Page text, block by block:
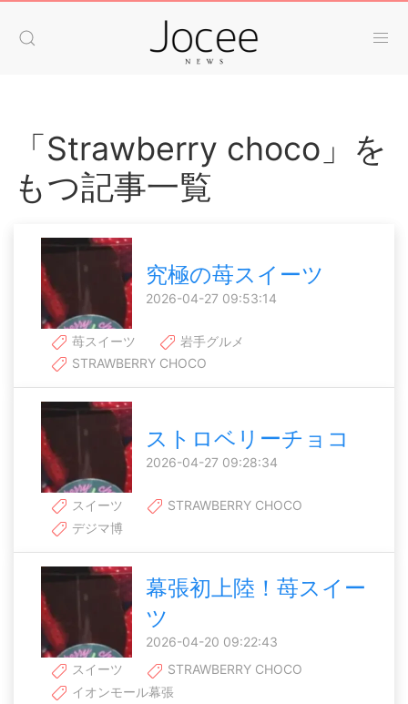
「Strawberry choco」を
もつ記事一覧
究極の苺スイーツ
2026-04-27 09:53:14
苺スイーツ
岩手グルメ
STRAWBERRY CHOCO
ストロベリーチョコ
2026-04-27 09:28:34
スイーツ
STRAWBERRY CHOCO
デジマ博
幕張初上陸！苺スイー
ツ
2026-04-20 09:22:43
スイーツ
STRAWBERRY CHOCO
イオンモール幕張